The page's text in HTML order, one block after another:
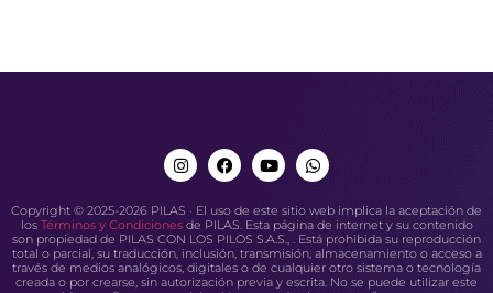
Copyright © 2025-2026 PILAS · El uso de este sitio web implica la aceptación de
los Términos y Condicionesde PILAS. Esta página de internet y su contenido
son propiedad de PILAS CON LOS PILOS S.A.S., . Está prohibida su reproducción
total o parcial, su traducción, inclusión, transmisión, almacenamiento o acceso a
través de medios analógicos, digitales o de cualquier otro sistema o tecnología
creada o por crearse, sin autorización previa y escrita. No se puede utilizar este